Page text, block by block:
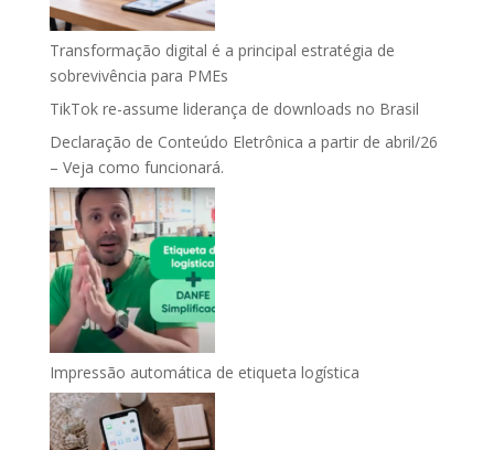
Transformação digital é a principal estratégia de
sobrevivência para PMEs
TikTok re-assume liderança de downloads no Brasil
Declaração de Conteúdo Eletrônica a partir de abril/26
– Veja como funcionará.
Impressão automática de etiqueta logística